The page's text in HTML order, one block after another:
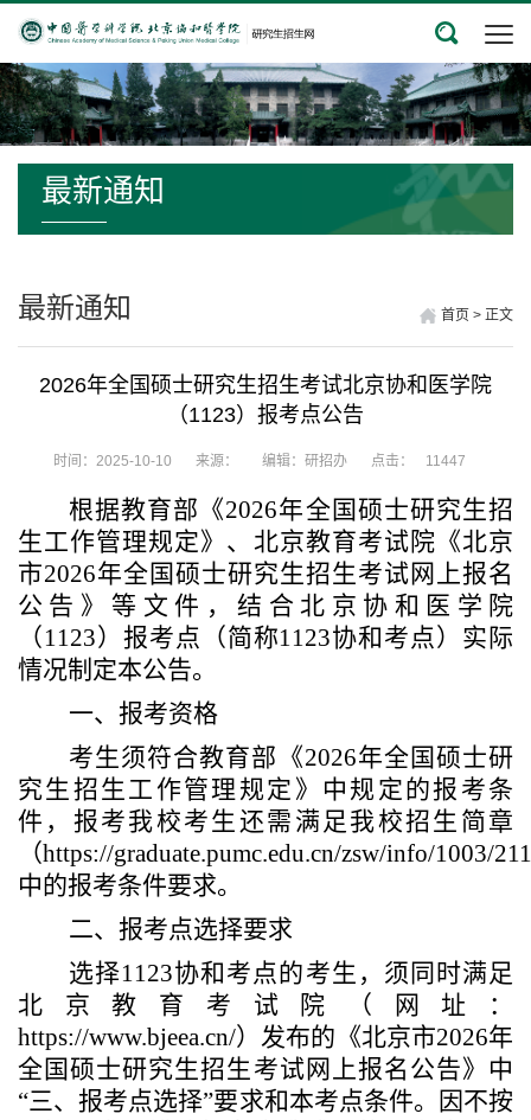
最新通知
最新通知 首页 > 正文
2026年全国硕士研究生招生考试北京协和医学院
（1123）报考点公告
时间：2025-10-10 来源： 编辑：研招办 点击： 11447
根据教育部《2026年全国硕士研究生招
生工作管理规定》、 北京教育考试院《北京
市2026年全国硕士研究生招生考试网上报名
公告》等 文件 ，结合北京协和医学院
（ 1123）报考点 （简称1123协和考点 ） 实际
情况制定本公告。
一、报考资格
考生须符合教育部《2026年全国硕士研
究生招生工作管理规定》中规定的报考条
件， 报考我校考生还需满足我校招生简章
（https://graduate.pumc.edu.cn/zsw/info/1003/
中的报考条件要求。
二、报考点选择要求
选择1123协和考点的考生，须同时满足
北京教育考试院（网址：
https://www.bjeea.cn/）发布的《北京市2026年
全国硕士研究生招生考试网上报名公告》中
“三、报考点选择”要求和本考点条件。因不按